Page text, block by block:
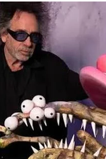
Trends Redes Sociales
Victoria’s Secret